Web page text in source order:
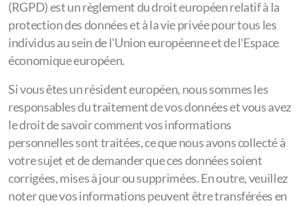
(RGPD) est un règlement du droit européen relatif à la
protection des données et à la vie privée pour tous les
individus au sein de l'Union européenne et de l'Espace
économique européen.
Si vous êtes un résident européen, nous sommes les
responsables du traitement de vos données et vous avez
le droit de savoir comment vos informations
personnelles sont traitées, ce que nous avons collecté à
votre sujet et de demander que ces données soient
corrigées, mises à jour ou supprimées. En outre, veuillez
noter que vos informations peuvent être transférées en